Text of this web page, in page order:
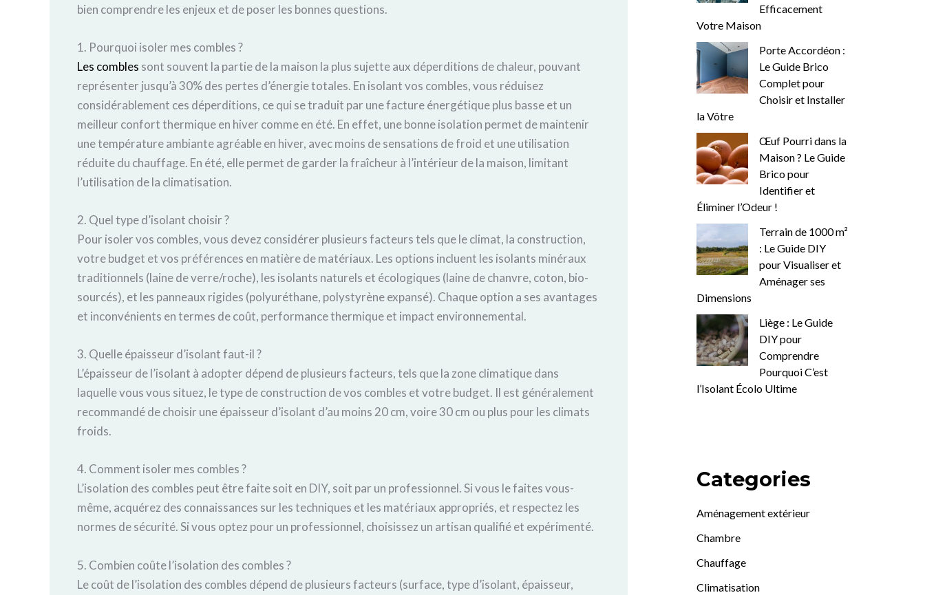
bien comprendre les enjeux et de poser les bonnes questions.
1. Pourquoi isoler mes combles ?
Les combles sont souvent la partie de la maison la plus sujette aux déperditions de chaleur, pouvant
représenter jusqu’à 30% des pertes d’énergie totales. En isolant vos combles, vous réduisez
considérablement ces déperditions, ce qui se traduit par une facture énergétique plus basse et un
meilleur confort thermique en hiver comme en été. En effet, une bonne isolation permet de maintenir
une température ambiante agréable en hiver, avec moins de sensations de froid et une utilisation
réduite du chauffage. En été, elle permet de garder la fraîcheur à l’intérieur de la maison, limitant
l’utilisation de la climatisation.
2. Quel type d’isolant choisir ?
Pour isoler vos combles, vous devez considérer plusieurs facteurs tels que le climat, la construction,
votre budget et vos préférences en matière de matériaux. Les options incluent les isolants minéraux
traditionnels (laine de verre/roche), les isolants naturels et écologiques (laine de chanvre, coton, bio-
sourcés), et les panneaux rigides (polyuréthane, polystyrène expansé). Chaque option a ses avantages
et inconvénients en termes de coût, performance thermique et impact environnemental.
3. Quelle épaisseur d’isolant faut-il ?
L’épaisseur de l’isolant à adopter dépend de plusieurs facteurs, tels que la zone climatique dans
laquelle vous vous situez, le type de construction de vos combles et votre budget. Il est généralement
recommandé de choisir une épaisseur d’isolant d’au moins 20 cm, voire 30 cm ou plus pour les climats
froids.
4. Comment isoler mes combles ?
L’isolation des combles peut être faite soit en DIY, soit par un professionnel. Si vous le faites vous-
même, acquérez des connaissances sur les techniques et les matériaux appropriés, et respectez les
normes de sécurité. Si vous optez pour un professionnel, choisissez un artisan qualifié et expérimenté.
5. Combien coûte l’isolation des combles ?
Le coût de l’isolation des combles dépend de plusieurs facteurs (surface, type d’isolant, épaisseur,
Efficacement
Votre Maison
Porte Accordéon :
Le Guide Brico
Complet pour
Choisir et Installer
la Vôtre
Œuf Pourri dans la
Maison ? Le Guide
Brico pour
Identifier et
Éliminer l’Odeur !
Terrain de 1000 m²
: Le Guide DIY
pour Visualiser et
Aménager ses
Dimensions
Liège : Le Guide
DIY pour
Comprendre
Pourquoi C’est
l’Isolant Écolo Ultime
Categories
Aménagement extérieur
Chambre
Chauffage
Climatisation